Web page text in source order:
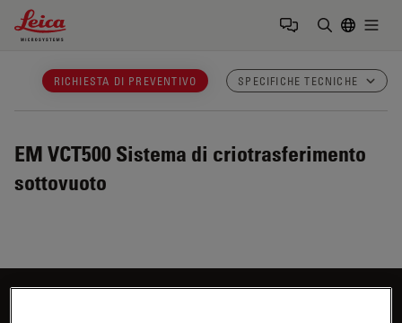
Leica Microsystems Logo
RICHIESTA DI PREVENTIVO SPECIFICHE TECNICHE
EM VCT500 Sistema di criotrasferimento
sottovuoto